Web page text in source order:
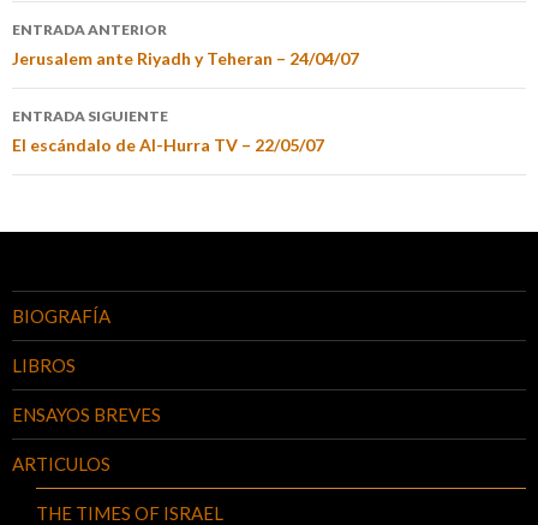
ENTRADA ANTERIOR
Jerusalem ante Riyadh y Teheran – 24/04/07
ENTRADA SIGUIENTE
El escándalo de Al-Hurra TV – 22/05/07
BIOGRAFÍA
LIBROS
ENSAYOS BREVES
ARTICULOS
THE TIMES OF ISRAEL